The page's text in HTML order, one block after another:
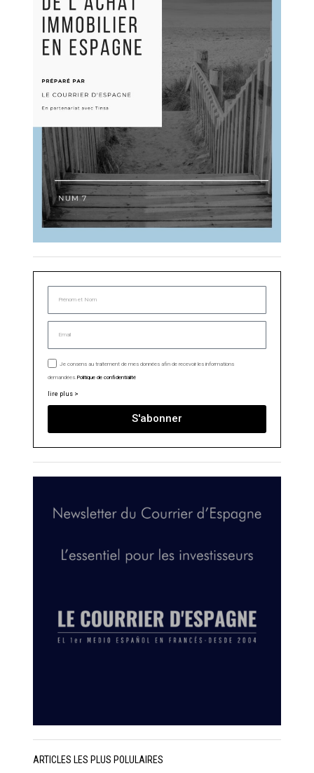
Je consens au traitement de mes données afin de recevoir les informations
demandées.Politique de confidentialité
lire plus >
S'abonner
ARTICLES LES PLUS POLULAIRES